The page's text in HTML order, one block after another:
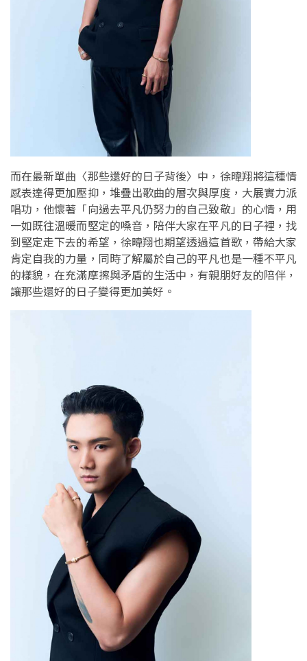
而在最新單曲〈那些還好的日子背後〉中，徐暐翔將這種情
感表達得更加壓抑，堆疊出歌曲的層次與厚度，大展實力派
唱功，他懷著「向過去平凡仍努力的自己致敬」的心情，用
一如既往溫暖而堅定的嗓音，陪伴大家在平凡的日子裡，找
到堅定走下去的希望，徐暐翔也期望透過這首歌，帶給大家
肯定自我的力量，同時了解屬於自己的平凡也是一種不平凡
的樣貌，在充滿摩擦與矛盾的生活中，有親朋好友的陪伴，
讓那些還好的日子變得更加美好。